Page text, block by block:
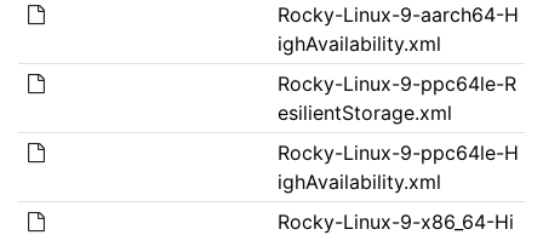
Rocky-Linux-9-aarch64-H
ighAvailability.xml
Rocky-Linux-9-ppc64le-R
esilientStorage.xml
Rocky-Linux-9-ppc64le-H
ighAvailability.xml
Rocky-Linux-9-x86_64-Hi